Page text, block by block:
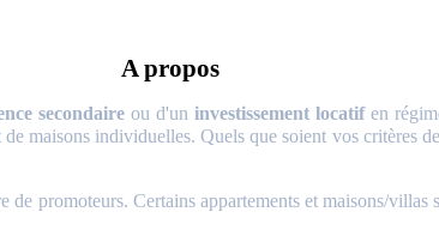
A propos
secondaireou d'uninvestissement locatifen
maisons individuelles. Quels que soient vos critères
promoteurs. Certains appartements et maisons/